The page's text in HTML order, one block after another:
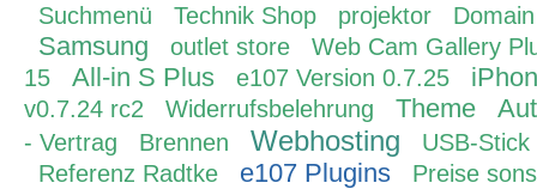
Suchmenü
Technik Shop projektor
Samsung outlet store
Web Cam Gallery
15
All-in S Plus e107 Version 0.7.25
v0.7.24 rc2 Widerrufsbelehrung Theme
- Vertrag Brennen Webhosting
USB-Stick
Referenz Radtke
e107 Plugins
Preise